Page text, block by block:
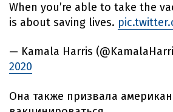
When you’re able to take the
is about saving lives.
— Kamala Harris
2020
Она также призвала